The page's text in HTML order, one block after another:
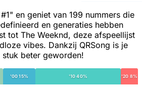
en geniet van 199 nummers die
en generaties hebben
tot The Weeknd, deze afspeellijst
vibes. Dankzij QRSong is je
beter geworden!
'00 15% '10 40% '20 8%